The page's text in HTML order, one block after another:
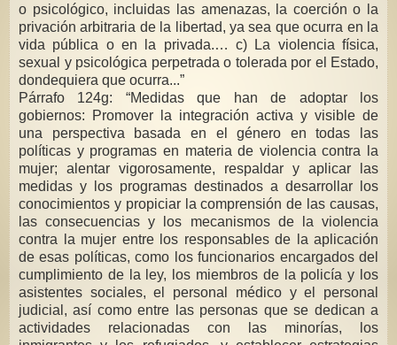
o psicológico, incluidas las amenazas, la coerción o la
privación arbitraria de la libertad, ya sea que ocurra en la
vida pública o en la privada.… c) La violencia física,
sexual y psicológica perpetrada o tolerada por el Estado,
dondequiera que ocurra...”
Párrafo 124g: “Medidas que han de adoptar los
gobiernos: Promover la integración activa y visible de
una perspectiva basada en el género en todas las
políticas y programas en materia de violencia contra la
mujer; alentar vigorosamente, respaldar y aplicar las
medidas y los programas destinados a desarrollar los
conocimientos y propiciar la comprensión de las causas,
las consecuencias y los mecanismos de la violencia
contra la mujer entre los responsables de la aplicación
de esas políticas, como los funcionarios encargados del
cumplimiento de la ley, los miembros de la policía y los
asistentes sociales, el personal médico y el personal
judicial, así como entre las personas que se dedican a
actividades relacionadas con las minorías, los